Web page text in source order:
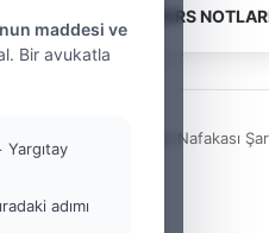
maddesi ve
Bir avukatla
Yargıtay
adımı
HUKUK DERS
Yoksulluk Nafakası
K.